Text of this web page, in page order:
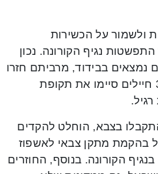
ולשמור על הכשירות
נגיף הקורונה. נכון
2,100 חיילים נמצאים בבידוד, מרביתם חזרו
מחופשה פרטית. 300 חיילים סיימו את תקופת
רגיל.
בצבא, הוחלט להקדים
בהקמת מתקן צבאי לאשפוז
בנגיף הקורונה. בנוסף, החוזרים